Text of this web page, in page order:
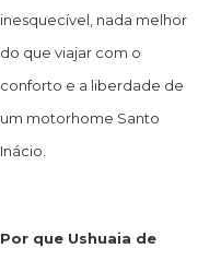
inesquecível, nada melhor
do que viajar com o
conforto e a liberdade de
um motorhome Santo
Inácio.
Por que Ushuaia de